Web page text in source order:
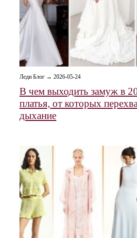
Леди Блог → 2026-05-24
В чем выходить замуж в
платья, от которых
дыхание